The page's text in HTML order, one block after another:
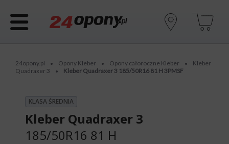
24opony.pl • Opony Kleber • Opony całoroczne Kleber •
Kleber
Quadraxer 3
• Kleber Quadraxer 3 185/50R16 81 H 3PMSF
KLASA ŚREDNIA
Kleber Quadraxer 3
185/50R16 81 H